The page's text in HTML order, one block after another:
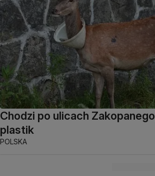
Chodzi po ulicach
plastik
POLSKA